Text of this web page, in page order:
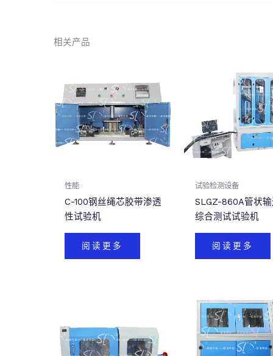
相关产品
性能
C-100钢丝绳芯胶带渗透
性试验机
阅读更多
试验检测设备
SLGZ-860A管状
综合测试试验机
阅读更多